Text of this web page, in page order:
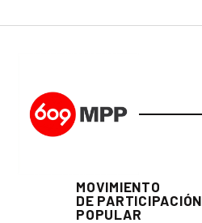
MOVIMIENTO
DE PARTICIPACIÓN
POPULAR